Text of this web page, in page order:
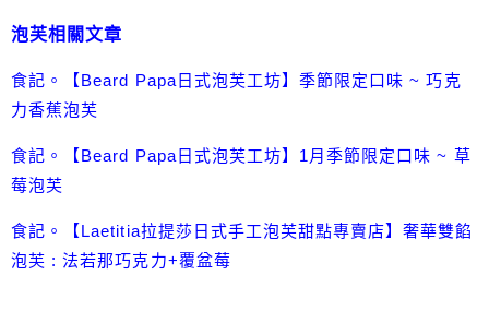
泡芙相關文章
食記。【Beard Papa日式泡芙工坊】季節限定口味 ~ 巧克
力香蕉泡芙
食記。【Beard Papa日式泡芙工坊】1月季節限定口味 ~ 草
莓泡芙
食記。【Laetitia拉提莎日式手工泡芙甜點專賣店】奢華雙餡
泡芙 : 法若那巧克力+覆盆莓